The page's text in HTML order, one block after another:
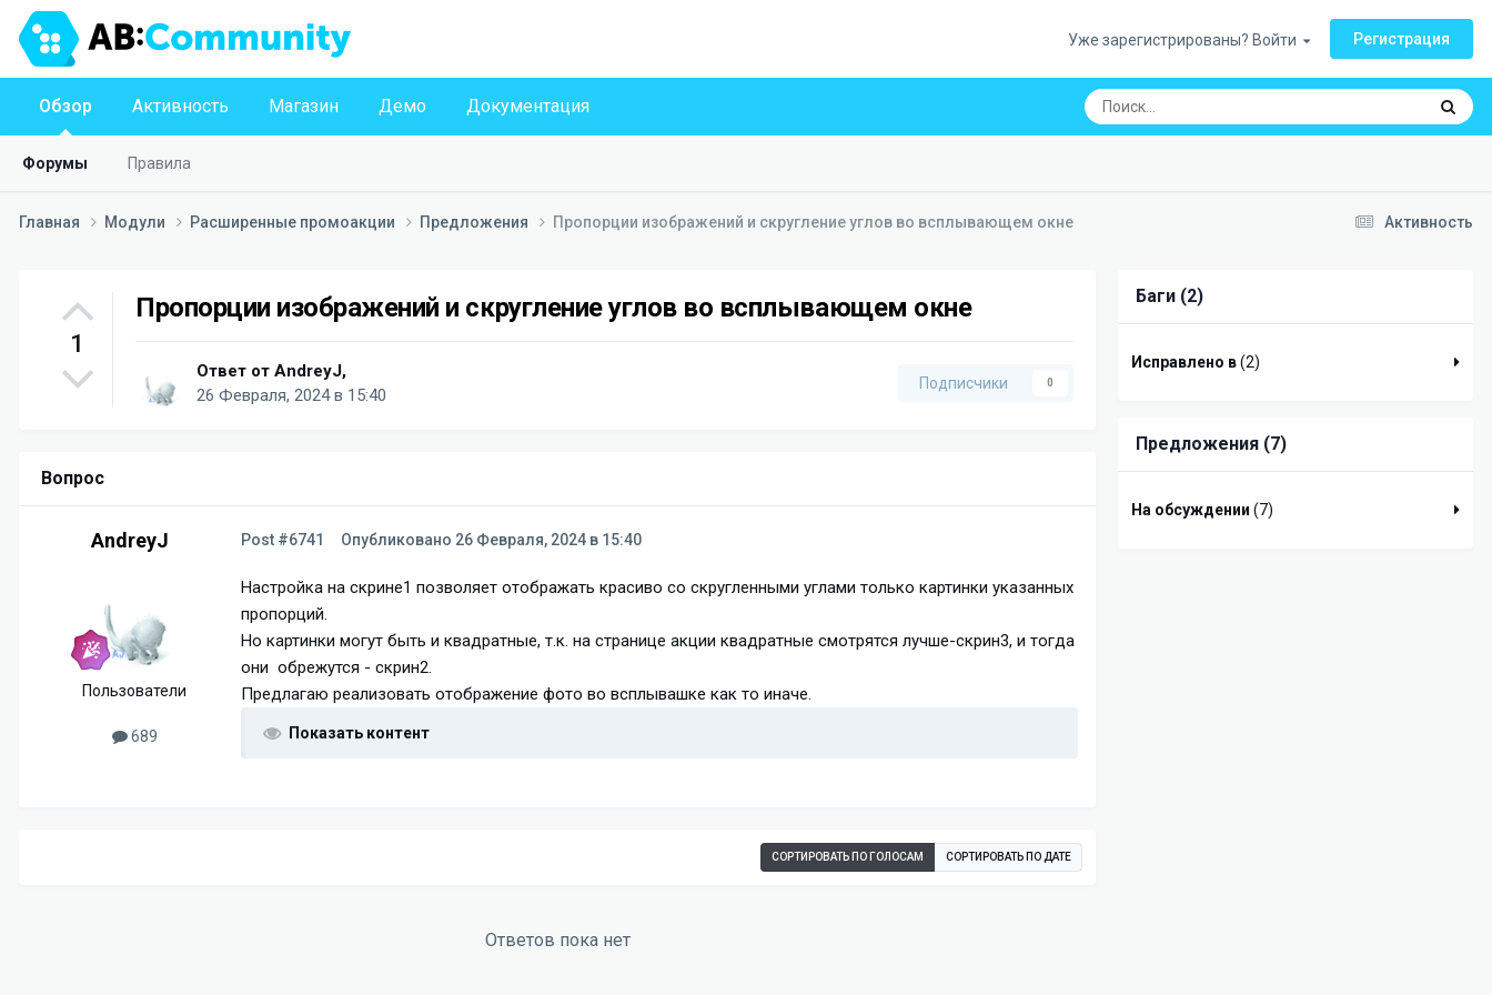
Уже зарегистрированы? Войти Регистрация
Обзор
Форумы Правила
Активность Магазин Демо Документация
Активность
Главная Модули Расширенные промоакции Предложения Пропорции изображений и скругление углов во всплывающем окне
1
Пропорции изображений и скругление углов во всплывающем окне
Ответ от AndreyJ,
26 Февраля, 2024 в 15:40
Подписчики 0
Вопрос
AndreyJ
Пользователи
689
Post #6741 Опубликовано 26 Февраля, 2024 в 15:40
Настройка на скрине1 позволяет отображать красиво со скругленными углами только картинки указанных
пропорций.
Но картинки могут быть и квадратные, т.к. на странице акции квадратные смотрятся лучше-скрин3, и тогда
они обрежутся - скрин2.
Предлагаю реализовать отображение фото во всплывашке как то иначе.
Показать контент
СОРТИРОВАТЬ ПО ГОЛОСАМ СОРТИРОВАТЬ ПО ДАТЕ
Ответов пока нет
Баги (2)
Исправлено в(2)
Предложения (7)
На обсуждении (7)